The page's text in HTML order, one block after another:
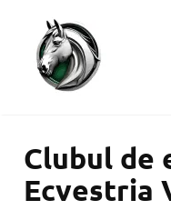
Clubul de
Ecvestria